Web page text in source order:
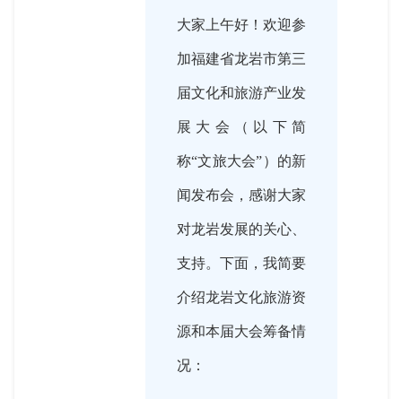
大家上午好！欢迎参
加福建省龙岩市第三
届文化和旅游产业发
展大会（以下简
称“文旅大会”）的新
闻发布会，感谢大家
对龙岩发展的关心、
支持。下面，我简要
介绍龙岩文化旅游资
源和本届大会筹备情
况：